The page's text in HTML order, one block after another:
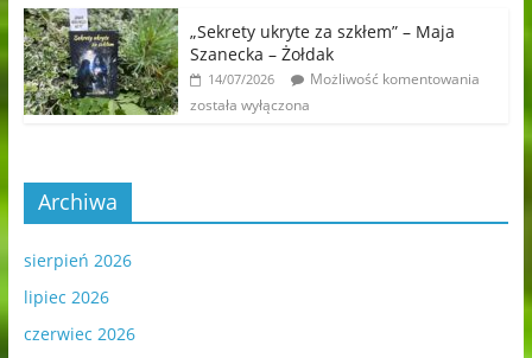
„Sekrety ukryte za szkłem” – Maja
Szanecka – Żołdak
14/07/2026
Możliwość komentowania
została wyłączona
Archiwa
sierpień 2026
lipiec 2026
czerwiec 2026